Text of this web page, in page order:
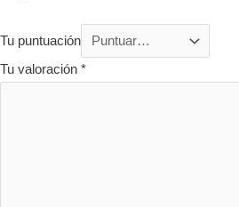
Tu puntuación
Tu valoración *